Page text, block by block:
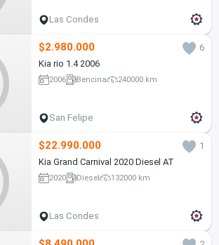
Las Condes
$2.980.000
6
Kia rio 1.4 2006
2006 Bencina 240000 km
San Felipe
$22.990.000
1
Kia Grand Carnival 2020 Diesel AT
2020 Diesel 132000 km
Las Condes